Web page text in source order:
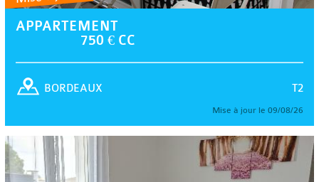
APPARTEMENT
750 € CC
T2
BORDEAUX
Mise à jour le 09/08/26